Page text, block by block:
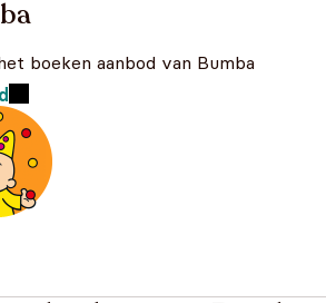
boeken aanbod van Bumba